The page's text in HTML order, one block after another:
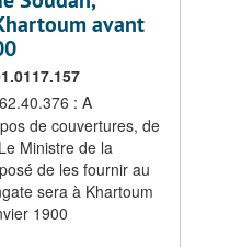
avant
: A
de couvertures, de
Ministre de la
de les fournir au
sera à Khartoum
1900